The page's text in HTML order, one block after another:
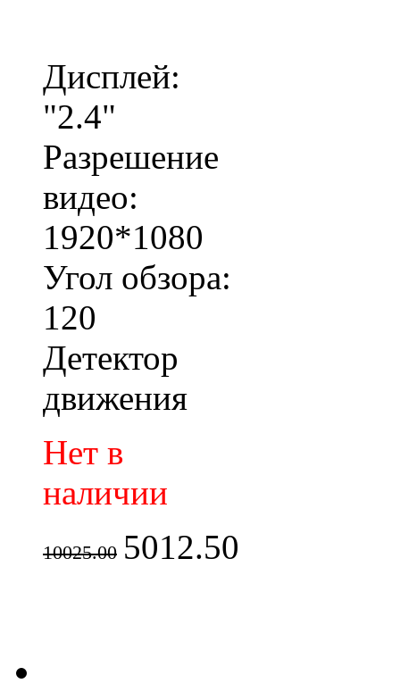
Дисплей:
"2.4"
Разрешение
видео:
1920*1080
Угол обзора:
120
Детектор
движения
Нет в
наличии
10025.00 5012.50